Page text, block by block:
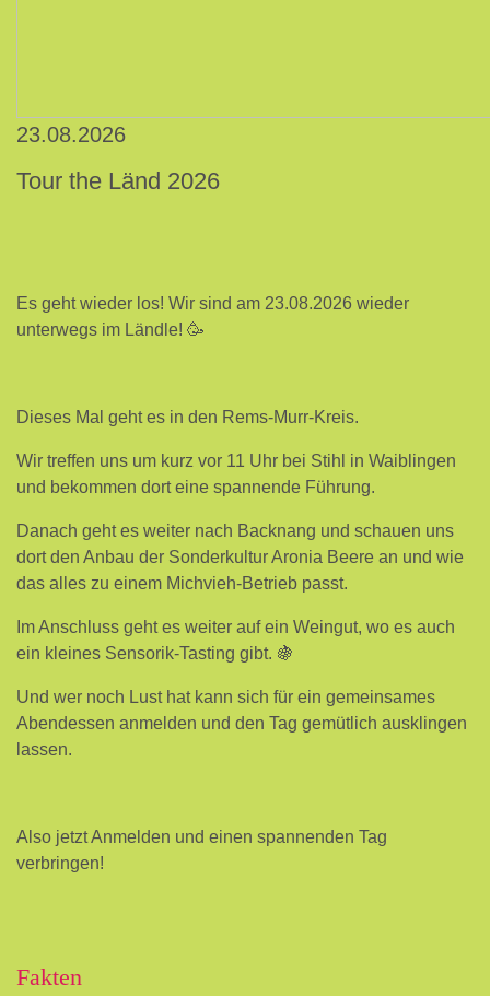
23.08.2026
Tour the Länd 2026
Es geht wieder los! Wir sind am 23.08.2026 wieder
unterwegs im Ländle! 🥳
Dieses Mal geht es in den Rems-Murr-Kreis.
Wir treffen uns um kurz vor 11 Uhr bei Stihl in Waiblingen
und bekommen dort eine spannende Führung.
Danach geht es weiter nach Backnang und schauen uns
dort den Anbau der Sonderkultur Aronia Beere an und wie
das alles zu einem Michvieh-Betrieb passt.
Im Anschluss geht es weiter auf ein Weingut, wo es auch
ein kleines Sensorik-Tasting gibt. 🍇
Und wer noch Lust hat kann sich für ein gemeinsames
Abendessen anmelden und den Tag gemütlich ausklingen
lassen.
Also jetzt Anmelden und einen spannenden Tag
verbringen!
Fakten